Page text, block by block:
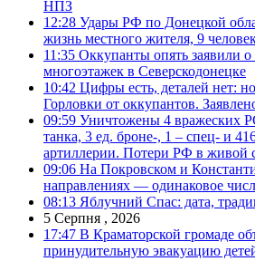
НПЗ
12:28 Удары РФ по Донецкой
жизнь местного жителя, 9
11:35 Оккупанты опять заявили о
многоэтажек в Северскодонецке
10:42 Цифры есть, деталей нет:
Горловки от оккупантов.
09:59 Уничтожены 4 вражеских
танка, 3 ед. броне-, 1 – спец- и
артиллерии. Потери РФ в живой
09:06 На Покровском и
направлениях — одинаковое
08:13 Яблучний Спас: дата,
5 Серпня , 2026
17:47 В Краматорской громаде
принудительную эвакуацию